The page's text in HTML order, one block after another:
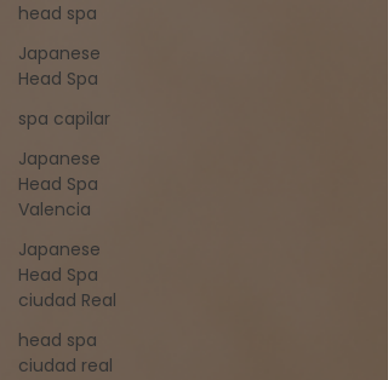
head spa
Japanese
Head Spa
spa capilar
Japanese
Head Spa
Valencia
Japanese
Head Spa
ciudad Real
head spa
ciudad real